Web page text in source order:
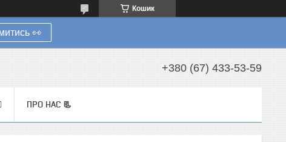
Кошик
👀
+380 (67) 433-53-59
ПРО НАС 📃